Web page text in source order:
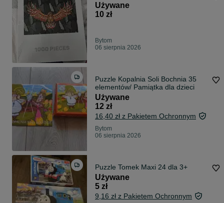
Używane
10 zł
Bytom
06 sierpnia 2026
Puzzle Kopalnia Soli Bochnia 35
elementów/ Pamiątka dla dzieci
Używane
12 zł
16,40 zł z Pakietem Ochronnym
Bytom
06 sierpnia 2026
Puzzle Tomek Maxi 24 dla 3+
Używane
5 zł
9,16 zł z Pakietem Ochronnym